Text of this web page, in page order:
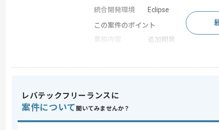
統合開発環境
Eclipse
この案件のポイント
追加開発
スキル
求めるスキル
レバテックフリーランスに
案件について 聞いてみませんか？